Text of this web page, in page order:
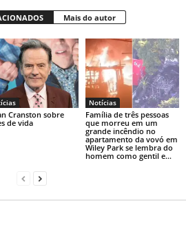
Mais do autor
Cranston sobre
de vida
Notícias
Família de três pessoas
que morreu em um
grande incêndio no
apartamento da vovó em
Wiley Park se lembra do
homem como gentil e...